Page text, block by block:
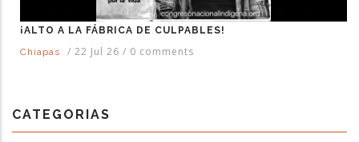
¡ALTO A LA FÁBRICA DE CULPABLES!
Chiapas
/ 22 Jul 26 / 0 comments
CATEGORIAS